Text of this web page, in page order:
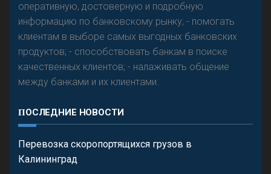
оперативную, достоверную и подробную
информацию по банковскому рынку; - помогать
клиентам в выборе самых выгодных банковских
продуктов; - способствовать банкам в поиске
качественных клиентов; - налаживать общение
между банками и их клиентами.
ПОСЛЕДНИЕ НОВОСТИ
Перевозка скоропортящихся грузов в
Калининград